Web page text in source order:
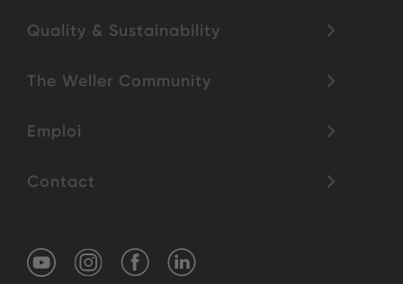
Quality & Sustainability
The Weller Community
Emploi
Contact